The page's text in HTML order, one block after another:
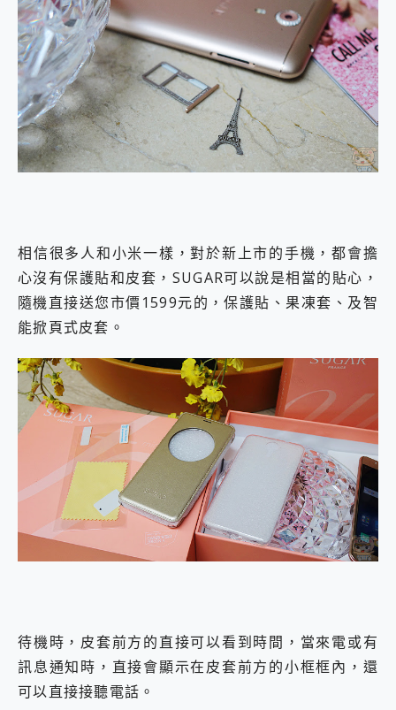
相信很多人和小米一樣，對於新上市的手機，都會擔
心沒有保護貼和皮套，SUGAR可以說是相當的貼心，
隨機直接送您市價1599元的，保護貼、果凍套、及智
能掀頁式皮套。
待機時，皮套前方的直接可以看到時間，當來電或有
訊息通知時，直接會顯示在皮套前方的小框框內，還
可以直接接聽電話。